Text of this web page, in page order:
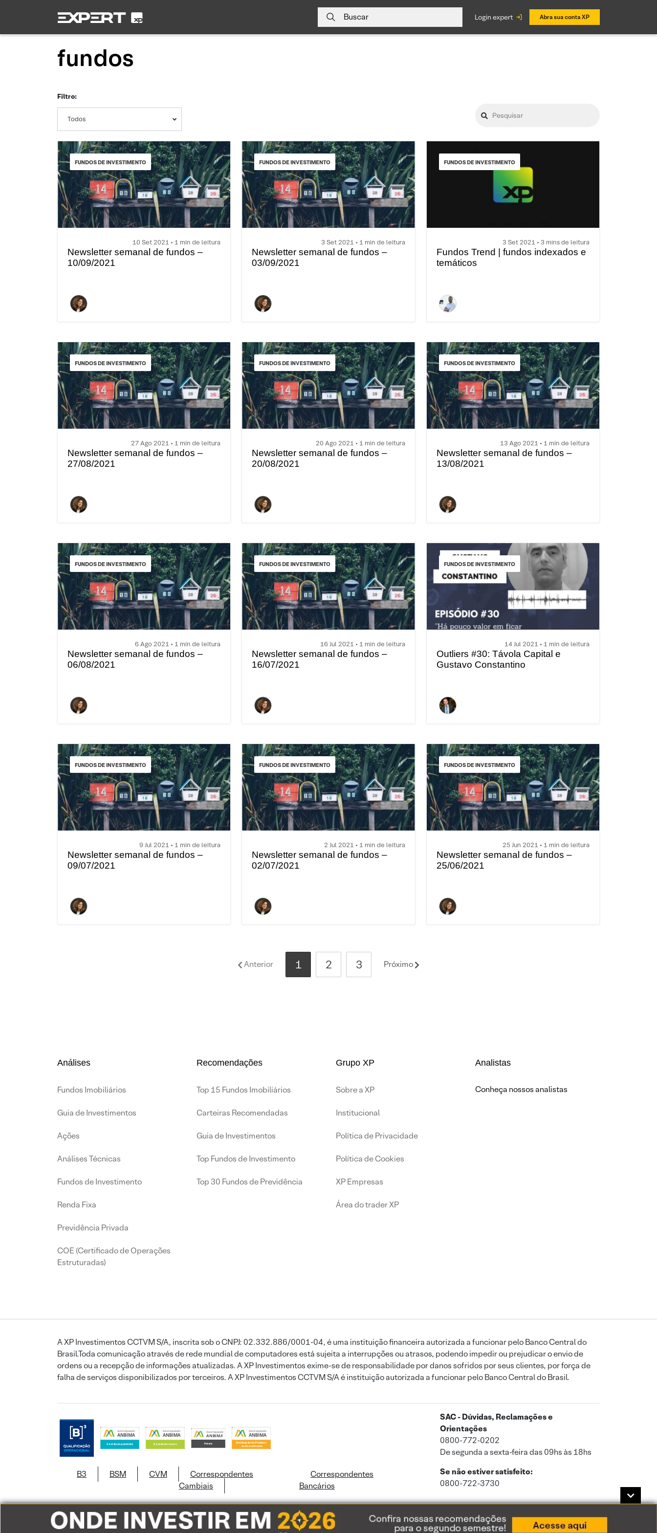
Buscar login expert Abra sua conta XP
fundos
Filtro:
Todos
FUNDOS DE INVESTIMENTO
10 Set 2021 • 1 min de leitura
Newsletter semanal de fundos –
10/09/2021
FUNDOS DE INVESTIMENTO
3 Set 2021 • 1 min de leitura
Newsletter semanal de fundos –
03/09/2021
FUNDOS DE INVESTIMENTO
3 Set 2021 • 3 mins de leitura
Fundos Trend | fundos indexados e
temáticos
FUNDOS DE INVESTIMENTO
27 Ago 2021 • 1 min de leitura
Newsletter semanal de fundos –
27/08/2021
FUNDOS DE INVESTIMENTO
20 Ago 2021 • 1 min de leitura
Newsletter semanal de fundos –
20/08/2021
FUNDOS DE INVESTIMENTO
13 Ago 2021 • 1 min de leitura
Newsletter semanal de fundos –
13/08/2021
FUNDOS DE INVESTIMENTO
6 Ago 2021 • 1 min de leitura
Newsletter semanal de fundos –
06/08/2021
FUNDOS DE INVESTIMENTO
16 Jul 2021 • 1 min de leitura
Newsletter semanal de fundos –
16/07/2021
FUNDOS DE INVESTIMENTO
14 Jul 2021 • 1 min de leitura
Outliers #30: Távola Capital e
Gustavo Constantino
FUNDOS DE INVESTIMENTO
9 Jul 2021 • 1 min de leitura
Newsletter semanal de fundos –
09/07/2021
FUNDOS DE INVESTIMENTO
2 Jul 2021 • 1 min de leitura
Newsletter semanal de fundos –
02/07/2021
FUNDOS DE INVESTIMENTO
25 Jun 2021 • 1 min de leitura
Newsletter semanal de fundos –
25/06/2021
Anterior 1 2 3 Próximo
Análises
Fundos Imobiliários
Guia de Investimentos
Ações
Análises Técnicas
Fundos de Investimento
Renda Fixa
Previdência Privada
COE (Certificado de Operações
Estruturadas)
Recomendações
Top 15 Fundos Imobiliários
Carteiras Recomendadas
Guia de Investimentos
Top Fundos de Investimento
Top 30 Fundos de Previdência
Grupo XP
Sobre a XP
Institucional
Política de Privacidade
Política de Cookies
XP Empresas
Área do trader XP
Analistas
Conheça nossos analistas
A XP Investimentos CCTVM S/A, inscrita sob o CNPJ: 02.332.886/0001-04, é uma instituição financeira autorizada a funcionar pelo Banco Central do
Brasil.Toda comunicação através de rede mundial de computadores está sujeita a interrupções ou atrasos, podendo impedir ou prejudicar o envio de
ordens ou a recepção de informações atualizadas. A XP Investimentos exime-se de responsabilidade por danos sofridos por seus clientes, por força de
falha de serviços disponibilizados por terceiros. A XP Investimentos CCTVM S/A é instituição autorizada a funcionar pelo Banco Central do Brasil.
B3 BSM CVM
Correspondentes
Cambiais
Correspondentes
Bancários
SAC - Dúvidas, Reclamações e
Orientações
0800-772-0202
De segunda a sexta-feira das 09hs às 18hs
Se não estiver satisfeito:
0800-722-3730
Este site usa cookies e dados pessoais de acordo com a nossa Política de Cookiese a nossaPolítica de Privacidade.